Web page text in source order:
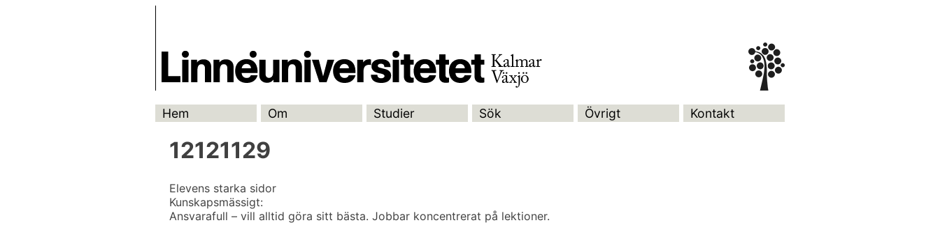
Hem Om Studier Sök Övrigt Kontakt
12121129
Elevens starka sidor
Kunskapsmässigt:
Ansvarafull – vill alltid göra sitt bästa. Jobbar koncentrerat på lektioner.